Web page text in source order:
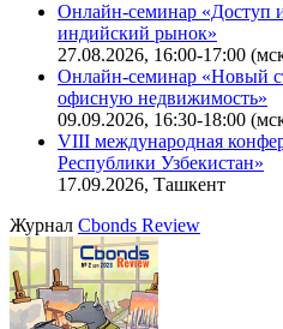
Поиск котировок
Ближайшие конференции
Онлайн-семинар «Доступ
индийский рынок»
27.08.2026, 16:00-17:00
Онлайн-семинар «Новый
офисную недвижимость»
VIII международная
Республики Узбекистан»
17.09.2026, Ташкент
ЖурналCbonds Review